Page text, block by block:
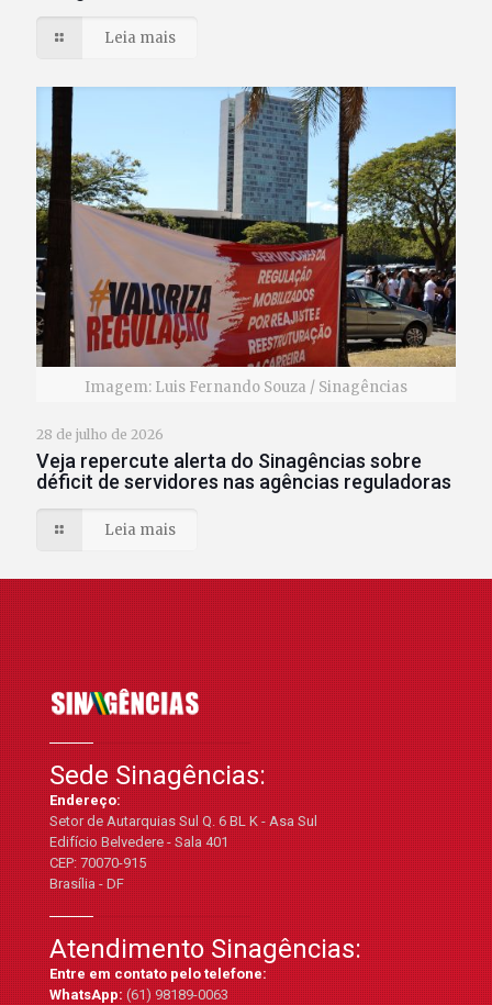
Leia mais
Imagem: Luis Fernando Souza / Sinagências
28 de julho de 2026
Veja repercute alerta do Sinagências sobre
déficit de servidores nas agências reguladoras
Leia mais
Sede Sinagências:
Endereço:
Setor de Autarquias Sul Q. 6 BL K - Asa Sul
Edifício Belvedere - Sala 401
CEP: 70070-915
Brasília - DF
Atendimento Sinagências:
Entre em contato pelo telefone:
WhatsApp:(61) 98189-0063